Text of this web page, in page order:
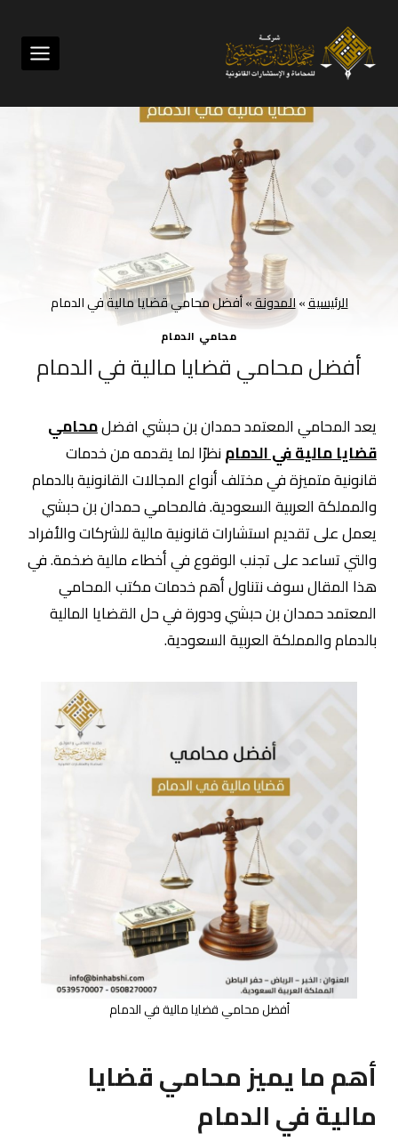
المحتوى
الرئيسية»المدونة»أفضل محامي قضايا مالية في الدمام
محامي الدمام
أفضل محامي قضايا مالية في الدمام
يعد المحامي المعتمد حمدان بن حبشي افضلمحامي
قضايا مالية في الدمامنظرًا لما يقدمه من خدمات
قانونية متميزة في مختلف أنواع المجالات القانونية بالدمام
والمملكة العربية السعودية. فالمحامي حمدان بن حبشي
يعمل على تقديم استشارات قانونية مالية للشركات والأفراد
والتي تساعد على تجنب الوقوع في أخطاء مالية ضخمة. في
هذا المقال سوف نتناول أهم خدمات مكتب المحامي
المعتمد حمدان بن حبشي ودورة في حل القضايا المالية
بالدمام والمملكة العربية السعودية.
أفضل محامي قضايا مالية في الدمام
أهم ما يميز محامي قضايا
مالية في الدمام